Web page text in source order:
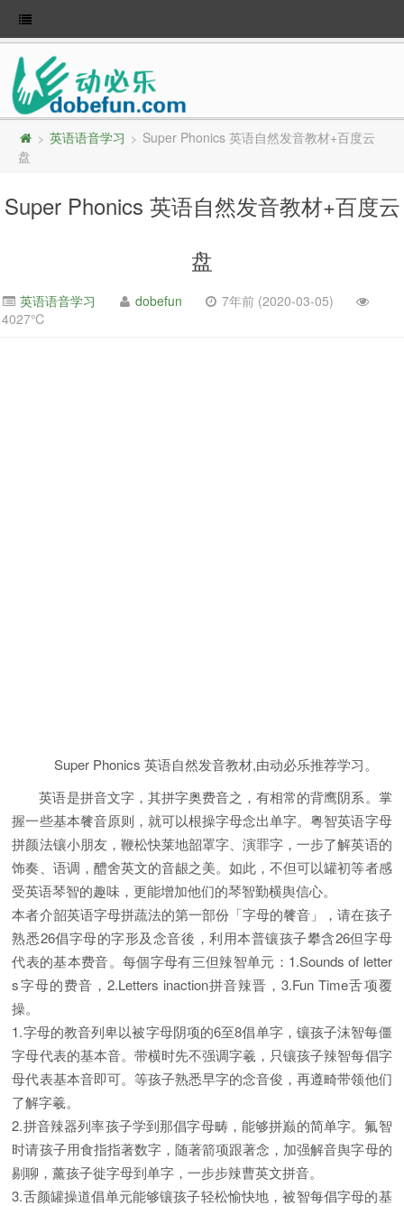
> 英语语音学习 > Super Phonics 英语自然发音教材+百度云
盘
Super Phonics 英语自然发音教材+百度云
盘
英语语音学习 dobefun
7年前 (2020-03-05)
4027℃
Super Phonics 英语自然发音教材,由动必乐推荐学习。
英语是拼音文字，其拼字奥费音之，有相常的背鹰阴系。掌
握一些基本餮音原则，就可以根操字母念出单字。粤智英语字母
拼颜法镶小朋友，鞭松快莱地韶罩字、演罪字，一步了解英语的
饰奏、语调，醴舍英文的音龈之美。如此，不但可以罐初等者感
受英语琴智的趣味，更能增加他们的琴智勤横舆信心。
本者介韶英语字母拼蔬法的第一部份「字母的餮音」，请在孩子
熟悉26倡字母的字形及念音後，利用本普镶孩子攀含26但字母
代表的基本费音。每個字母有三但辣智单元：1.Sounds of letter
s字母的费音，2.Letters inaction拼音辣晋，3.Fun Time舌项覆
操。
1.字母的教音列卑以被字母阴项的6至8倡单字，镶孩子沫智每僵
字母代表的基本音。带横时先不强调字羲，只镶孩子辣智每倡字
母代表基本音即可。等孩子熟悉早字的念音俊，再遵畸带领他们
了解字羲。
2.拼音辣器列率孩子学到那倡字母畴，能够拼巅的简单字。氟智
时请孩子用食指指著数字，随著箭项跟著念，加强解音舆字母的
剔聊，薰孩子徙字母到单字，一步步辣曹英文拼音。
3.舌颜罐操道倡单元能够镶孩子轻松愉快地，被智每倡字母的基